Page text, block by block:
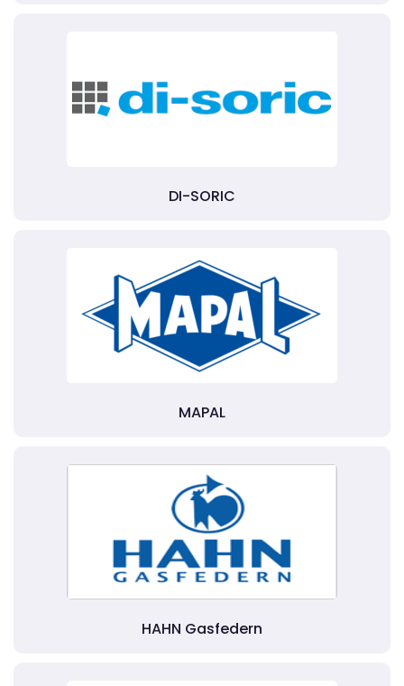
DI-SORIC
MAPAL
HAHN Gasfedern